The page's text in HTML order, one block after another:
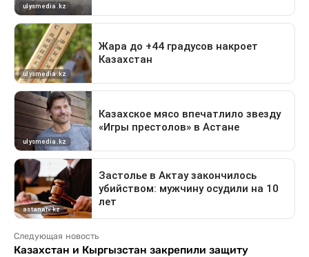
Следующая новость
Казахстан и Кыргызстан закрепили защиту